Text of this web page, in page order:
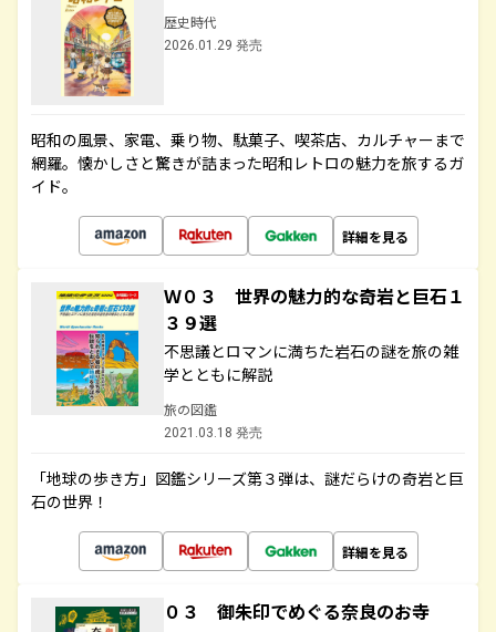
歴史時代
2026.01.29 発売
昭和の風景、家電、乗り物、駄菓子、喫茶店、カルチャーまで
網羅。懐かしさと驚きが詰まった昭和レトロの魅力を旅するガ
イド。
詳細を見る
Ｗ０３ 世界の魅力的な奇岩と巨石１
３９選
不思議とロマンに満ちた岩石の謎を旅の雑
学とともに解説
旅の図鑑
2021.03.18 発売
「地球の歩き方」図鑑シリーズ第３弾は、謎だらけの奇岩と巨
石の世界！
詳細を見る
０３ 御朱印でめぐる奈良のお寺